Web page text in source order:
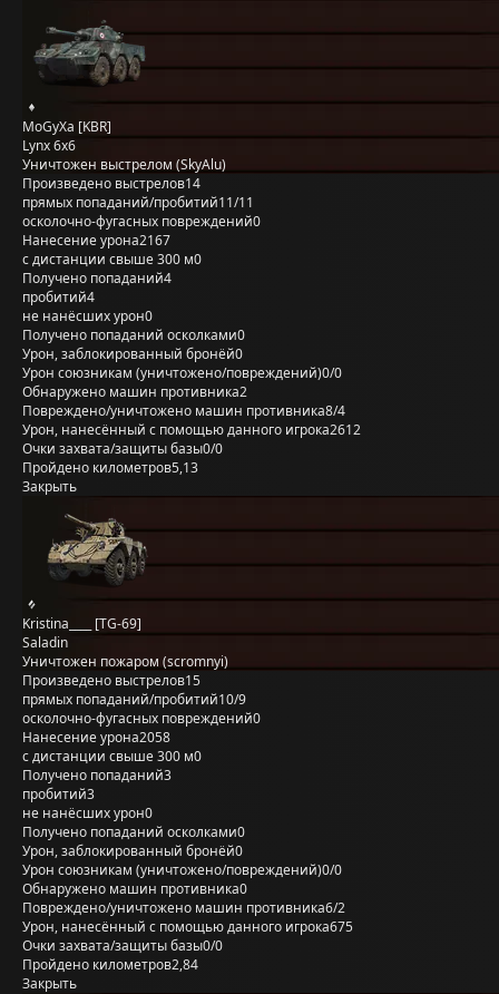
MoGyXa [KBR]
Lynx 6x6
Уничтожен выстрелом (SkyAlu)
Произведено выстрелов14
прямых попаданий/пробитий11/11
осколочно-фугасных повреждений0
Нанесение урона2167
с дистанции свыше 300 м0
Получено попаданий4
пробитий4
не нанёсших урон0
Получено попаданий осколками0
Урон, заблокированный бронёй0
Урон союзникам (уничтожено/повреждений)0/0
Обнаружено машин противника2
Повреждено/уничтожено машин противника8/4
Урон, нанесённый с помощью данного игрока2612
Очки захвата/защиты базы0/0
Пройдено километров5,13
Закрыть
Kristina____ [TG-69]
Saladin
Уничтожен пожаром (scromnyi)
Произведено выстрелов15
прямых попаданий/пробитий10/9
осколочно-фугасных повреждений0
Нанесение урона2058
с дистанции свыше 300 м0
Получено попаданий3
пробитий3
не нанёсших урон0
Получено попаданий осколками0
Урон, заблокированный бронёй0
Урон союзникам (уничтожено/повреждений)0/0
Обнаружено машин противника0
Повреждено/уничтожено машин противника6/2
Урон, нанесённый с помощью данного игрока675
Очки захвата/защиты базы0/0
Пройдено километров2,84
Закрыть